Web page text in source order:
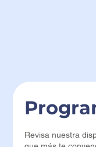
Revisa nuestra